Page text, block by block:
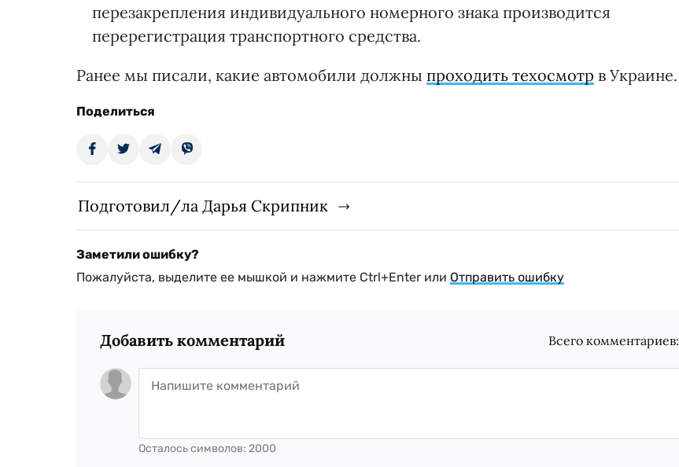
перезакрепления индивидуального номерного знака производится
перерегистрация транспортного средства.
Ранее мы писали, какие автомобили должны проходить техосмотр в Украине.
Поделиться
Подготовил/ла Дарья Скрипник
Заметили ошибку?
Пожалуйста, выделите ее мышкой и нажмите Ctrl+Enter или Отправить ошибку
Добавить комментарий Всего комментариев:
Осталось символов: 2000